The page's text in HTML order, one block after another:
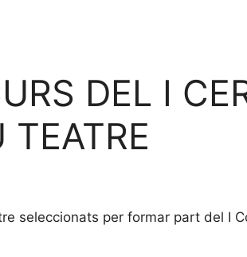
DEL I
seleccionats per formar part del I